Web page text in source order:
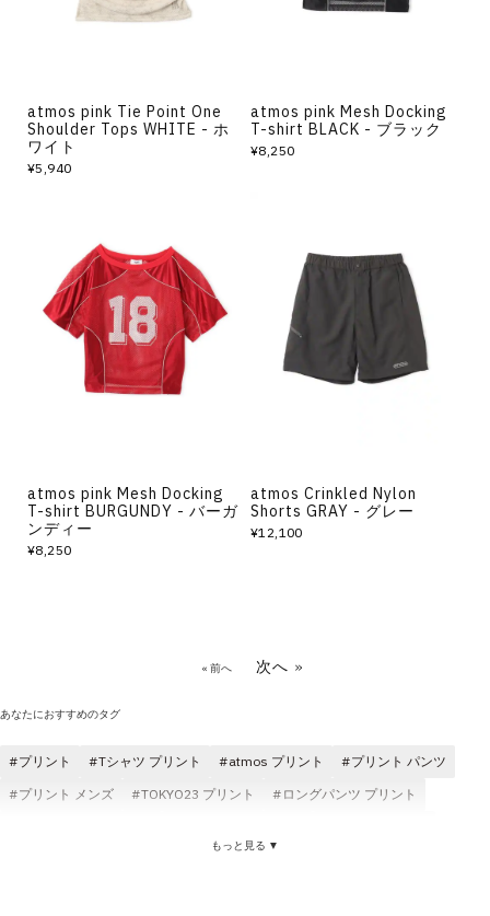
atmos pink Tie Point One
Shoulder Tops WHITE - ホ
ワイト
¥5,940
atmos pink Mesh Docking
T-shirt BLACK - ブラック
¥8,250
atmos pink Mesh Docking
T-shirt BURGUNDY - バーガ
ンディー
¥8,250
atmos Crinkled Nylon
Shorts GRAY - グレー
¥12,100
« 前へ 次へ »
あなたにおすすめのタグ
プリント Tシャツ プリント atmos プリント
プリント パンツ
プリント メンズ
TOKYO23 プリント
ロングパンツ プリント
もっと見る ▼